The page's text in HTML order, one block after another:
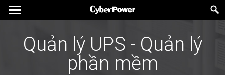
Quản lý UPS - Quản lý
phần mềm